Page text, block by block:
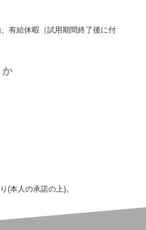
有給休暇（試用期間終了後に付
(本人の承諾の上)。